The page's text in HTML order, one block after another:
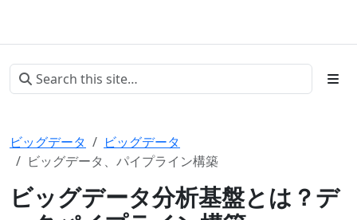
ビッグデータ
ビッグデータ
ビッグデータ、パイプライン構築
ビッグデータ分析基盤とは？デ